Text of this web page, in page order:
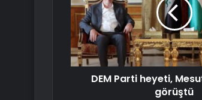
DEM Parti heyeti,
görüştü